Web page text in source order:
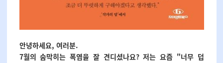
안녕하세요, 여러분.
7월의 숨막히는 폭염을 잘 견디셨나요?저는 요즘 "너무 덥